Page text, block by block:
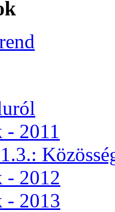
- 2011
- 2012
- 2013